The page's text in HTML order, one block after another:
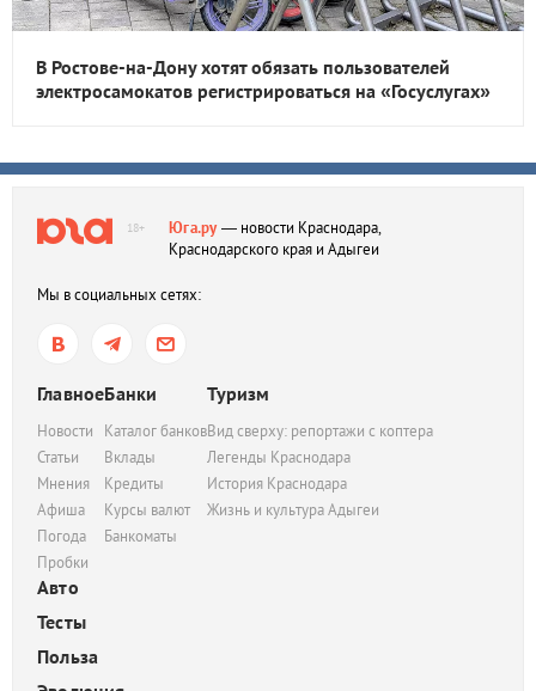
В Ростове-на-Дону хотят обязать пользователей
электросамокатов регистрироваться на «Госуслугах»
18+ Юга.ру— новости Краснодара,
Краснодарского края и Адыгеи
Мы в социальных сетях:
Главное
Новости
Статьи
Мнения
Афиша
Погода
Пробки
Банки
Каталог банков
Вклады
Кредиты
Курсы валют
Банкоматы
Туризм
Вид сверху: репортажи с коптера
Легенды Краснодара
История Краснодара
Жизнь и культура Адыгеи
Авто
Тесты
Польза